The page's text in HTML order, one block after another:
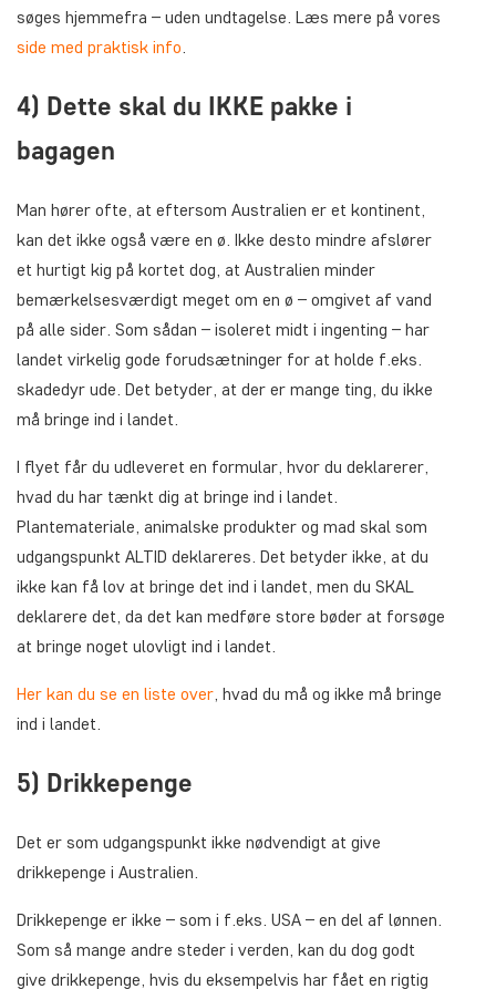
søges hjemmefra – uden undtagelse. Læs mere på vores
side med praktisk info.
4) Dette skal du IKKE pakke i
bagagen
Man hører ofte, at eftersom Australien er et kontinent,
kan det ikke også være en ø. Ikke desto mindre afslører
et hurtigt kig på kortet dog, at Australien minder
bemærkelsesværdigt meget om en ø – omgivet af vand
på alle sider. Som sådan – isoleret midt i ingenting – har
landet virkelig gode forudsætninger for at holde f.eks.
skadedyr ude. Det betyder, at der er mange ting, du ikke
må bringe ind i landet.
I flyet får du udleveret en formular, hvor du deklarerer,
hvad du har tænkt dig at bringe ind i landet.
Plantemateriale, animalske produkter og mad skal som
udgangspunkt ALTID deklareres. Det betyder ikke, at du
ikke kan få lov at bringe det ind i landet, men du SKAL
deklarere det, da det kan medføre store bøder at forsøge
at bringe noget ulovligt ind i landet.
Her kan du se en liste over, hvad du må og ikke må bringe
ind i landet.
5) Drikkepenge
Det er som udgangspunkt ikke nødvendigt at give
drikkepenge i Australien.
Drikkepenge er ikke – som i f.eks. USA – en del af lønnen.
Som så mange andre steder i verden, kan du dog godt
give drikkepenge, hvis du eksempelvis har fået en rigtig